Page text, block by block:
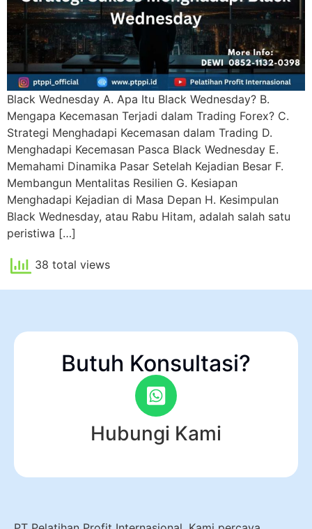
Black Wednesday A. Apa Itu Black Wednesday? B.
Mengapa Kecemasan Terjadi dalam Trading Forex? C.
Strategi Menghadapi Kecemasan dalam Trading D.
Menghadapi Kecemasan Pasca Black Wednesday E.
Memahami Dinamika Pasar Setelah Kejadian Besar F.
Membangun Mentalitas Resilien G. Kesiapan
Menghadapi Kejadian di Masa Depan H. Kesimpulan
Black Wednesday, atau Rabu Hitam, adalah salah satu
peristiwa […]
38 total views
Butuh Konsultasi?
Hubungi Kami